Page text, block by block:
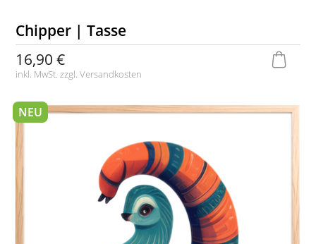
Chipper | Tasse
16,90 €
inkl. MwSt. zzgl.Versandkosten
NEU